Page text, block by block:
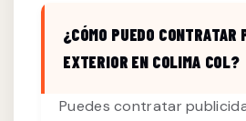
¿CÓMO PUEDO CONTRATAR
EXTERIOR EN COLIMA COL?
Puedes contratar